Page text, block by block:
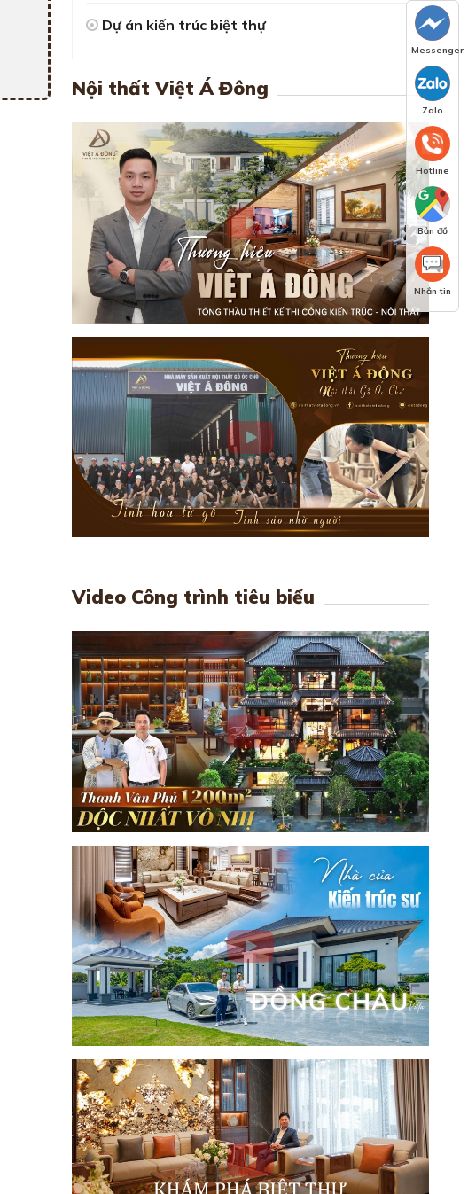
Dự án kiến trúc biệt thự
Nội thất Việt Á Đông
Video Công trình tiêu biểu
Messenger
Zalo
Hotline
Bản đồ
Nhắn tin